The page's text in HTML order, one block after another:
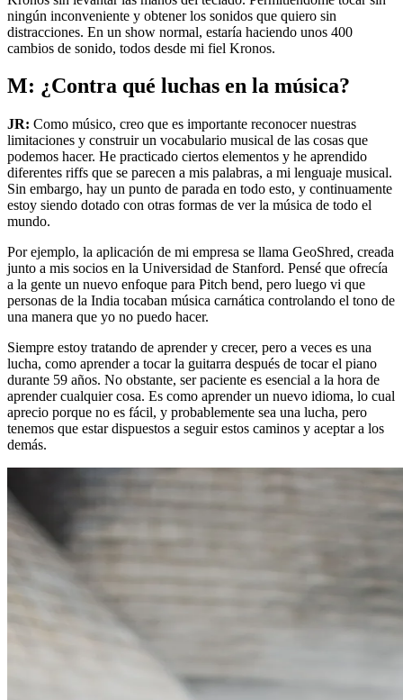
ningún inconveniente y obtener los sonidos que quiero sin
distracciones. En un show normal, estaría haciendo unos 400
cambios de sonido, todos desde mi fiel Kronos.
M: ¿Contra qué luchas en la música?
JR: Como músico, creo que es importante reconocer nuestras
limitaciones y construir un vocabulario musical de las cosas que
podemos hacer. He practicado ciertos elementos y he aprendido
diferentes riffs que se parecen a mis palabras, a mi lenguaje musical.
Sin embargo, hay un punto de parada en todo esto, y continuamente
estoy siendo dotado con otras formas de ver la música de todo el
mundo.
Por ejemplo, la aplicación de mi empresa se llama GeoShred, creada
junto a mis socios en la Universidad de Stanford. Pensé que ofrecía
a la gente un nuevo enfoque para Pitch bend, pero luego vi que
personas de la India tocaban música carnática controlando el tono de
una manera que yo no puedo hacer.
Siempre estoy tratando de aprender y crecer, pero a veces es una
lucha, como aprender a tocar la guitarra después de tocar el piano
durante 59 años. No obstante, ser paciente es esencial a la hora de
aprender cualquier cosa. Es como aprender un nuevo idioma, lo cual
aprecio porque no es fácil, y probablemente sea una lucha, pero
tenemos que estar dispuestos a seguir estos caminos y aceptar a los
demás.